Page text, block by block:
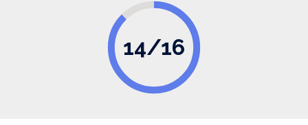
14/16